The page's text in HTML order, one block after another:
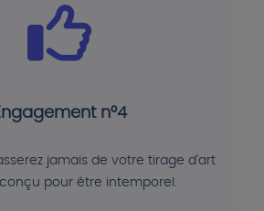
n°4
jamais de votre tirage d'art
pour être intemporel.